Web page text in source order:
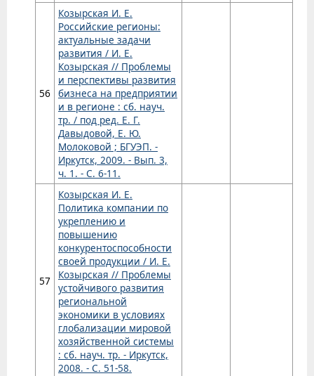
56
Козырская И. Е.
Российские регионы:
актуальные задачи
развития / И. Е.
Козырская // Проблемы
и перспективы развития
бизнеса на предприятии
и в регионе : сб. науч.
тр. / под ред. Е. Г.
Давыдовой, Е. Ю.
Молоковой ; БГУЭП. -
Иркутск, 2009. - Вып. 3,
ч. 1. - С. 6-11.
57
Козырская И. Е.
Политика компании по
укреплению и
повышению
конкурентоспособности
своей продукции / И. Е.
Козырская // Проблемы
устойчивого развития
региональной
экономики в условиях
глобализации мировой
хозяйственной системы
: сб. науч. тр. - Иркутск,
2008. - С. 51-58.